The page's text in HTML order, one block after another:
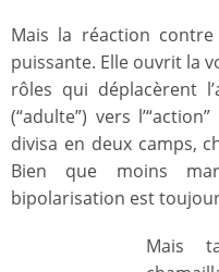
Mais la réaction
puissante. Elle ouvrit la
rôles qui déplacèrent
(“adulte”) vers
divisa en deux camps,
Bien que moins
bipolarisation est
Mais